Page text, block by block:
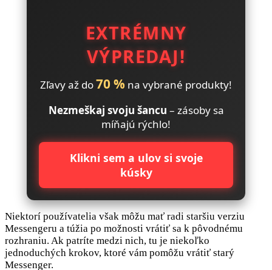
EXTRÉMNY
VÝPREDAJ!
Zľavy až do70 % na vybrané produkty!
Nezmeškaj svoju šancu – zásoby sa
míňajú rýchlo!
Klikni sem a ulov si svoje
kúsky
Niektorí používatelia však môžu mať radi staršiu verziu
Messengeru a túžia po možnosti vrátiť sa k pôvodnému
rozhraniu. Ak patríte medzi nich, tu je niekoľko
jednoduchých krokov, ktoré vám pomôžu vrátiť starý
Messenger.